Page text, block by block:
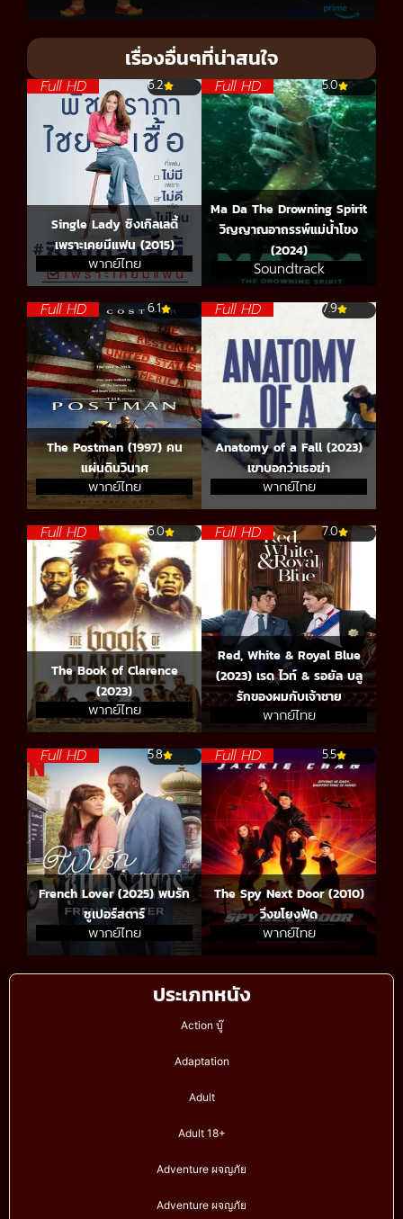
ประเภทหนัง
Action บู๊
Adaptation
Adult
Adult 18+
Adventure ผจญภัย
Adventure ผจญภัย
เรื่องอื่นๆที่น่าสนใจ
Full HD 6.2
Single Lady ซิงเกิลเลดี้
เพราะเคยมีแฟน (2015)
พากย์ไทย
Full HD 5.0
Ma Da The Drowning Spirit
วิญญาณอาถรรพ์แม่น้ำโขง
(2024)
Soundtrack
Full HD 6.1
The Postman (1997) คน
แผ่นดินวินาศ
พากย์ไทย
Full HD 7.9
Anatomy of a Fall (2023)
เขาบอกว่าเธอฆ่า
พากย์ไทย
Full HD 6.0
The Book of Clarence
(2023)
พากย์ไทย
Full HD 7.0
Red, White & Royal Blue
(2023) เรด ไวท์ & รอยัล บลู
รักของผมกับเจ้าชาย
พากย์ไทย
Full HD 5.8
French Lover (2025) พบรัก
ซูเปอร์สตาร์
พากย์ไทย
Full HD 5.5
The Spy Next Door (2010)
วิ่งขโยงฟัด
พากย์ไทย